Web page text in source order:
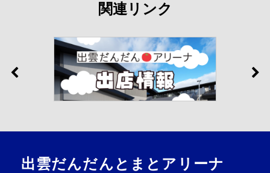
関連リンク
出雲だんだんとまとアリーナ